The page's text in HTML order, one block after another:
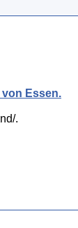
von Essen.
.